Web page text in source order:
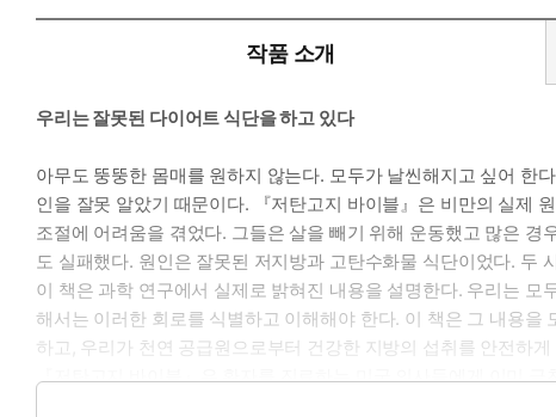
작품 소개
우리는 잘못된 다이어트 식단을 하고 있다
아무도 뚱뚱한 몸매를 원하지 않는다. 모두가 날씬해지고 싶어 한
인을 잘못 알았기 때문이다. 『저탄고지 바이블』은 비만의 실제
조절에 어려움을 겪었다. 그들은 살을 빼기 위해 운동했고 많은
도 실패했다. 원인은 잘못된 저지방과 고탄수화물 식단이었다. 두
이 책은 과학 연구에서 실제로 밝혀진 내용을 설명한다. 우리는
해서는 이러한 회로를 식별하고 이해해야 한다. 이 책은 그 내용
하고, 우리가 천연 공급원으로부터 건강한 지방의 섭취를 안전하게
『저탄고지 바이블』은 환자를 진료하는 미국 의사들에게 이미
설명에만 머무른 것이 아니라 인슐린 저항성에 대해 과학적으로